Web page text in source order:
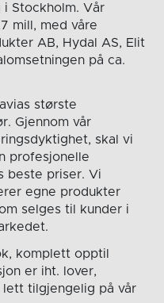
i Stockholm. Vår
mill, med våre
AB, Hydal AS, Elit
på ca.
største
Gjennom vår
skal vi
profesjonelle
beste priser. Vi
egne produkter
selges til kunder i
komplett opptil
er iht. lover,
tilgjengelig på vår